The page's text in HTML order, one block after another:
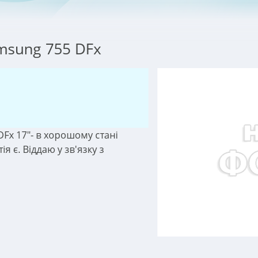
755 DFx
17"- в хорошому стані
є. Віддаю у зв'язку з